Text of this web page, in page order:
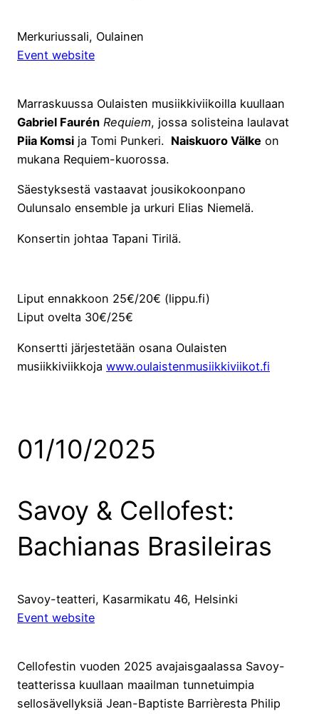
Merkuriussali, Oulainen
Event website
Marraskuussa Oulaisten musiikkiviikoilla kuullaan
Gabriel Faurén Requiem, jossa solisteina laulavat
Piia Komsi ja Tomi Punkeri. Naiskuoro Välke on
mukana Requiem-kuorossa.
Säestyksestä vastaavat jousikokoonpano
Oulunsalo ensemble ja urkuri Elias Niemelä.
Konsertin johtaa Tapani Tirilä.
Liput ennakkoon 25€/20€ (lippu.fi)
Liput ovelta 30€/25€
Konsertti järjestetään osana Oulaisten
musiikkiviikkoja www.oulaistenmusiikkiviikot.fi
01/10/2025
Savoy & Cellofest:
Bachianas Brasileiras
Savoy-teatteri, Kasarmikatu 46, Helsinki
Event website
Cellofestin vuoden 2025 avajaisgaalassa Savoy-
teatterissa kuullaan maailman tunnetuimpia
sellosävellyksiä Jean-Baptiste Barrièresta Philip